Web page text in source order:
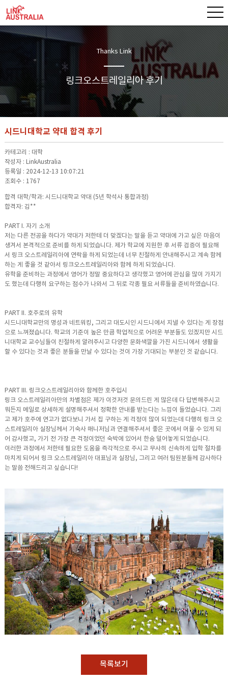
Thanks Link
링크오스트레일리아 후기
시드니대학교 약대 합격 후기
카테고리 : 대학
작성자 : LinkAustralia
등록일 : 2024-12-13 10:07:21
조회수 : 1767
합격 대학/학과: 시드니대학교 약대 (5년 학석사 통합과정)
합격자: 김**
PART I. 자기 소개
저는 다른 전공을 하다가 약대가 저한테 더 맞겠다는 말을 듣고 약대에 가고 싶은 마음이
생겨서 본격적으로 준비를 하게 되었습니다. 제가 학교에 지원한 후 서류 검증이 필요해
서 링크 오스트레일리아에 연락을 하게 되었는데 너무 친절하게 안내해주시고 계속 함께
하는 게 좋을 것 같아서 링크오스트레일리아와 함께 하게 되었습니다.
유학을 준비하는 과정에서 영어가 정말 중요하다고 생각했고 영어에 관심을 많이 가지기
도 했는데 다행히 요구하는 점수가 나와서 그 뒤로 각종 필요 서류들을 준비하였습니다.
PART II. 호주로의 유학
시드니대학교만의 명성과 네트워킹, 그리고 대도시인 시드니에서 지낼 수 있다는 게 장점
으로 느껴졌습니다. 학교의 기준이 높은 만큼 학업적으로 어려운 부분들도 있겠지만 시드
니대학교 교수님들이 친절하게 알려주시고 다양한 문화색깔을 가진 시드니에서 생활을
할 수 있다는 것과 좋은 분들을 만날 수 있다는 것이 가장 기대되는 부분인 것 같습니다.
PART III. 링크오스트레일리아와 함께한 호주입시
링크 오스트레일리아만의 차별점은 제가 이것저것 문의드린 게 많은데 다 답변해주시고
뭐든지 메일로 상세하게 설명해주셔서 정확한 안내를 받는다는 느낌이 들었습니다. 그리
고 제가 호주에 연고가 없다보니 가서 집 구하는 게 걱정이 많이 되었는데 다행히 링크 오
스트레일리아 실장님께서 기숙사 매니저님과 연결해주셔서 좋은 곳에서 머물 수 있게 되
어 감사했고, 가기 전 가장 큰 걱정이었던 숙박에 있어서 한숨 덜어놓게 되었습니다.
이러한 과정에서 저한테 필요한 도움을 즉각적으로 주시고 무사히 신속하게 입학 절차를
마치게 되어서 링크 오스트레일리아 대표님과 실장님, 그리고 여러 팀원분들께 감사하다
는 말씀 전해드리고 싶습니다!
목록보기